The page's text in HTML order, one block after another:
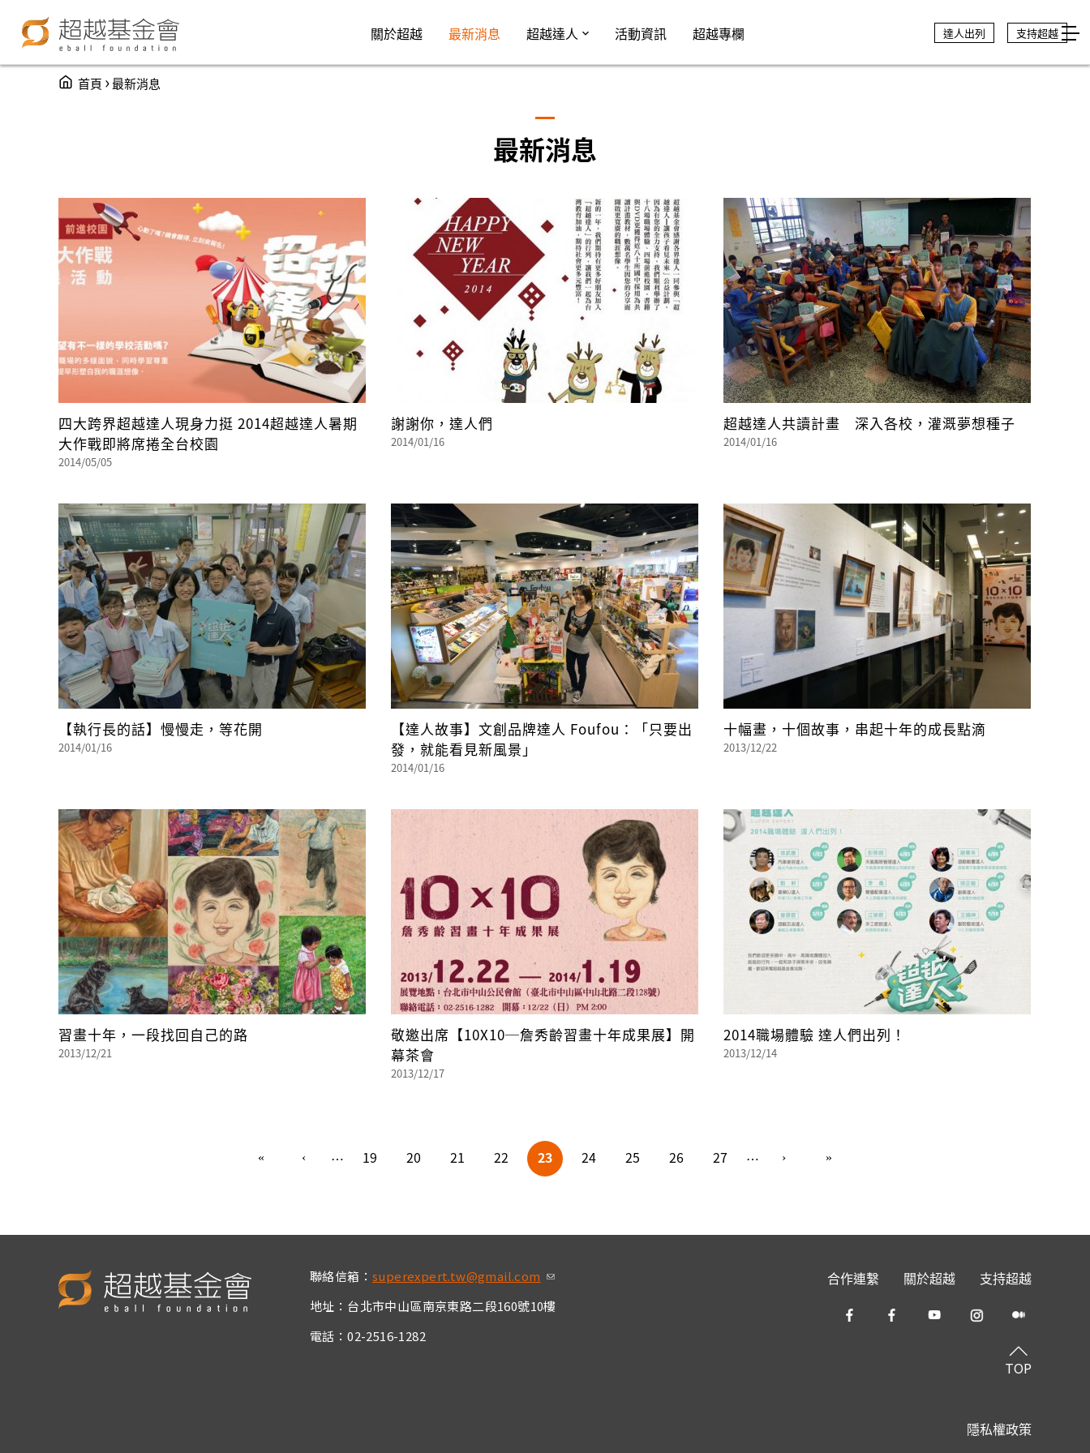
You are here
首頁 ›最新消息
最新消息
四大跨界超越達人現身力挺 2014超越達人暑期
大作戰即將席捲全台校園
2014/05/05
謝謝你，達人們
2014/01/16
超越達人共讀計畫 深入各校，灌溉夢想種子
2014/01/16
【執行長的話】慢慢走，等花開
2014/01/16
【達人故事】文創品牌達人 Foufou：「只要出
發，就能看見新風景」
2014/01/16
十幅畫，十個故事，串起十年的成長點滴
2013/12/22
習畫十年，一段找回自己的路
2013/12/21
敬邀出席【10X10─詹秀齡習畫十年成果展】開
幕茶會
2013/12/17
2014職場體驗 達人們出列！
2013/12/14
… 19 20 21 22 23 24 25 26 27 …
聯絡信箱： superexpert.tw@gmail.com (link sends e-mai
地址：台北市中山區南京東路二段160號10樓
電話：02-2516-1282
合作連繫 關於超越 支持超越
TOP
隱私權政策
關於超越 最新消息 超越達人 活動資訊 超越專欄 達人出列 支持超越